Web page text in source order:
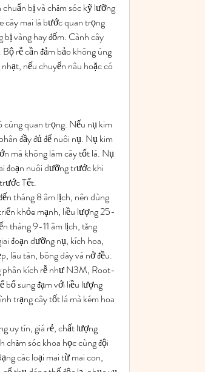
bị và chăm sóc kỹ lưỡng
cây mai là bước quan trọng
vàng hay đốm. Cành cây
rễ cần đảm bảo không úng
nếu chuyển nâu hoặc có
cùng quan trọng. Nếu nụ kim
đầy đủ để nuôi nụ. Nụ kim
mà không làm cây tốt lá. Nụ
đoạn nuôi dưỡng trước khi
Tết.
tháng 8 âm lịch, nên dùng
khỏe mạnh, liều lượng 25-
tháng 9-11 âm lịch, tăng
đoạn dưỡng nụ, kích hoa,
lâu tàn, bông dày và nở đều.
phân kích rễ như N3M, Root-
bổ sung đạm với liều lượng
trạng cây tốt lá mà kém hoa
uy tín, giá rẻ, chất lượng
sóc khoa học cùng đội
các loại mai từ mai con,